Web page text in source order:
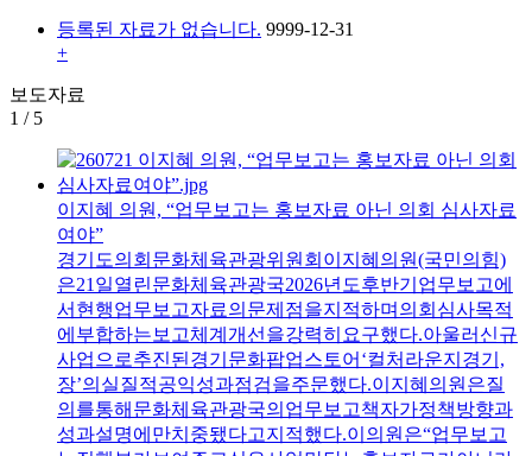
등록된 자료가 없습니다. 9999-12-31
+
보도자료
1 / 5
이지혜 의원, “업무보고는 홍보자료 아닌 의회 심사자료
여야”
경기도의회문화체육관광위원회이지혜의원(국민의힘)
은21일열린문화체육관광국2026년도후반기업무보고에
서현행업무보고자료의문제점을지적하며의회심사목적
에부합하는보고체계개선을강력히요구했다.아울러신규
사업으로추진된경기문화팝업스토어‘컬처라운지경기,
장’의실질적공익성과점검을주문했다.이지혜의원은질
의를통해문화체육관광국의업무보고책자가정책방향과
성과설명에만치중됐다고지적했다.이의원은“업무보고